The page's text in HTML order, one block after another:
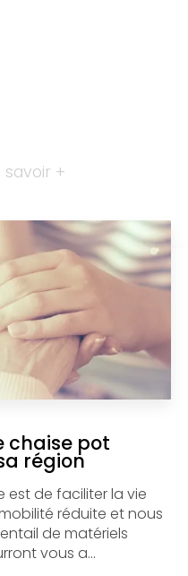
savoir +
chaise pot
région
est de faciliter la vie
réduite et nous
de matériels
vous a...